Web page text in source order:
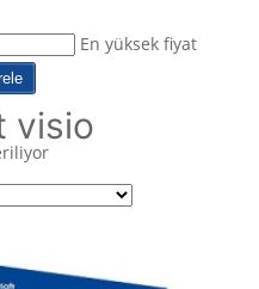
En yüksek fiyat
visio